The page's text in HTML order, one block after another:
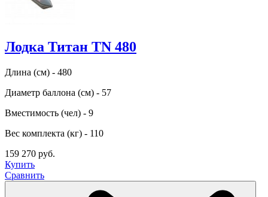
Лодка Титан TN 480
Длина (см) - 480
Диаметр баллона (см) - 57
Вместимость (чел) - 9
Вес комплекта (кг) - 110
159 270 руб.
Купить
Сравнить